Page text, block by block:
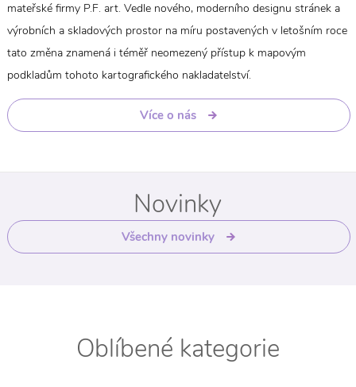
mateřské firmy P.F. art. Vedle nového, moderního designu stránek a
výrobních a skladových prostor na míru postavených v letošním roce
tato změna znamená i téměř neomezený přístup k mapovým
podkladům tohoto kartografického nakladatelství.
Více o nás
Novinky
Všechny novinky
Oblíbené kategorie